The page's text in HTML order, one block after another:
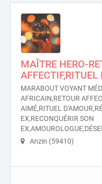
MAÎTRE HERO-
MARABOUT VOYANT
AFRICAIN,RETOUR
AIMÉ,RITUEL
EX,RECONQUÉRIR SON
Anzin (59410)